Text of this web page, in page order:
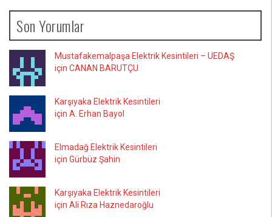
Son Yorumlar
Mustafakemalpaşa Elektrik Kesintileri – UEDAŞ
için CANAN BARUTÇU
Karşıyaka Elektrik Kesintileri
için A. Erhan Bayol
Elmadağ Elektrik Kesintileri
için Gürbüz Şahin
Karşıyaka Elektrik Kesintileri
için Ali Rıza Haznedaroğlu